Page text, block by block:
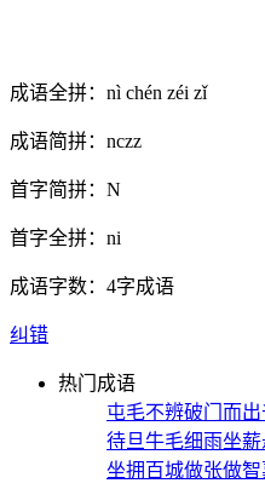
成语全拼： nì chén zéi zǐ
成语简拼： nczz
首字简拼： N
首字全拼： ni
成语字数： 4字成语
纠错
热门成语
屯毛不辨破门而出
待旦牛毛细雨坐薪
坐拥百城做张做智